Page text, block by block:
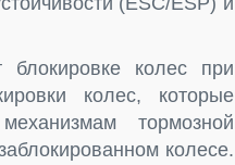
блокировке колес при
колес, которые
тормозной
колесе.